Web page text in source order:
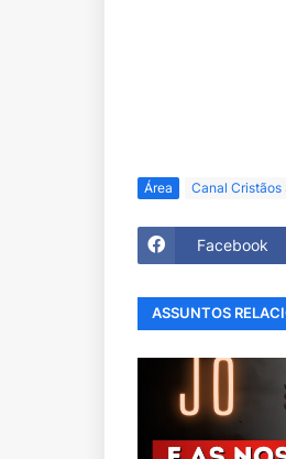
Área Canal Cristãos
Facebook
ASSUNTOS